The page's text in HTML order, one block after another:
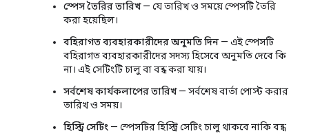
স্পেস তৈরির তারিখ— যে তারিখ ও সময়ে স্পেসটি তৈরি
করা হয়েছিল।
বহিরাগত ব্যবহারকারীদের অনুমতি দিন — এই স্পেসটি
বহিরাগত ব্যবহারকারীদের সদস্য হিসেবে অনুমতি দেবে কি
না। এই সেটিংটি চালু বা বন্ধ করা যায়।
সর্বশেষ কার্যকলাপের তারিখ— সর্বশেষ বার্তা পোস্ট করার
তারিখ ও সময়।
হিস্ট্রি সেটিং — স্পেসটির হিস্ট্রি সেটিং চালু থাকবে নাকি বন্ধ